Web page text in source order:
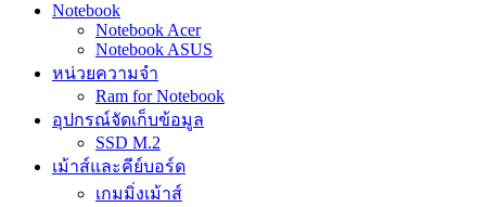
Notebook
Notebook Acer
Notebook ASUS
หน่วยความจำ
Ram for Notebook
อุปกรณ์จัดเก็บข้อมูล
SSD M.2
เม้าส์และคีย์บอร์ด
เกมมิ่งเม้าส์